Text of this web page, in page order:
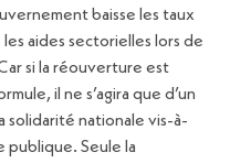
baisse les taux
aides sectorielles lors de
si la réouverture est
il ne s’agira que d’un
solidarité nationale vis-à-
publique. Seule la